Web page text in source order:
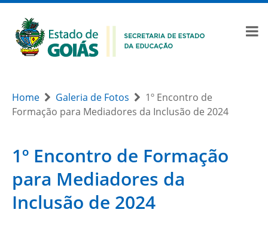
Home Galeria de Fotos
1º Encontro de
Formação para Mediadores da Inclusão de 2024
1º Encontro de Formação
para Mediadores da
Inclusão de 2024